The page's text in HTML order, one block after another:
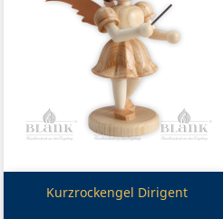
Vorschau
Kurzrockengel Dirigent